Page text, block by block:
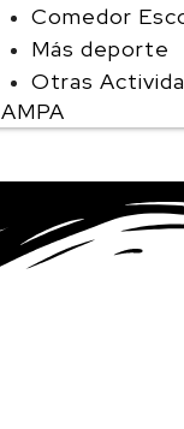
Comedor
Más deporte
Otras
AMPA